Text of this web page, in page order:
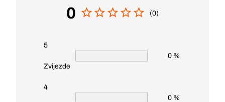
0 (0)
5
Zvijezde
0 %
4
0 %